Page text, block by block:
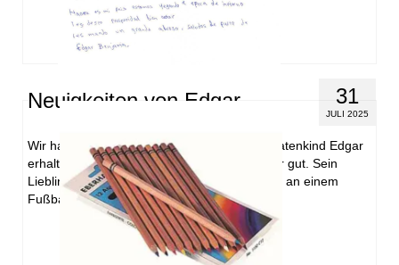
31
JULI 2025
Neuigkeiten von Edgar
Wir haben einen neuen Brief von unserem Patenkind Edgar
erhalten. Ihm und seiner Familie geht es sehr gut. Sein
Lieblingssport ist Fußball. Er hat sogar schon an einem
Fußballturnier auf …Weiterlesen